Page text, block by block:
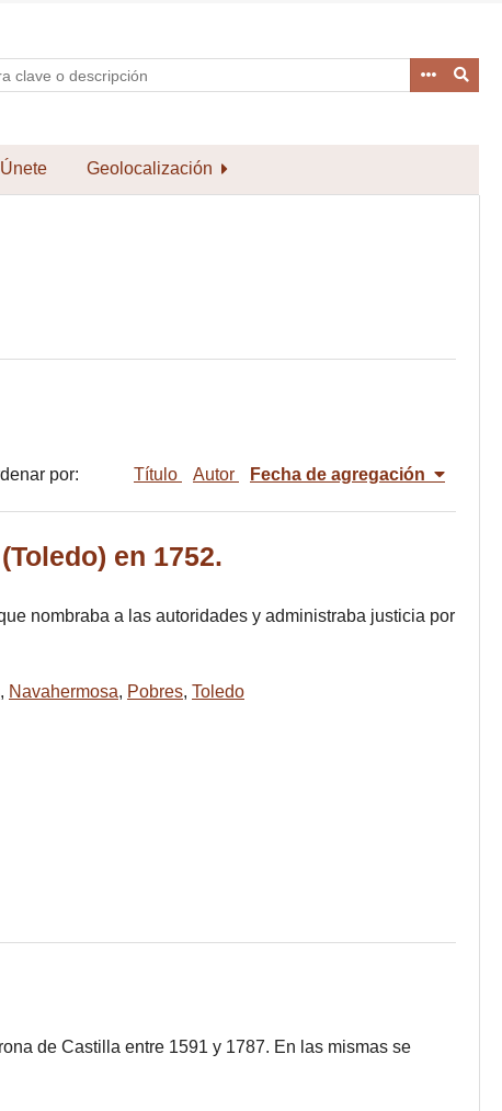
Únete Geolocalización
por: Título Autor Fecha de agregación
en 1752.
nombraba a las autoridades y administraba justicia por
, Navahermosa, Pobres, Toledo
de Castilla entre 1591 y 1787. En las mismas se